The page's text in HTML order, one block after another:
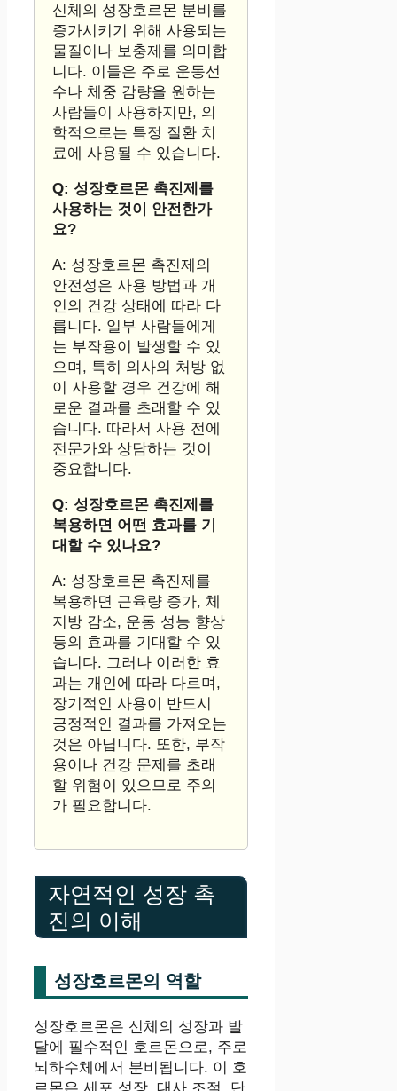
신체의 성장호르몬 분비를
증가시키기 위해 사용되는
물질이나 보충제를 의미합
니다. 이들은 주로 운동선
수나 체중 감량을 원하는
사람들이 사용하지만, 의
학적으로는 특정 질환 치
료에 사용될 수 있습니다.
Q: 성장호르몬 촉진제를
사용하는 것이 안전한가
요?
A: 성장호르몬 촉진제의
안전성은 사용 방법과 개
인의 건강 상태에 따라 다
릅니다. 일부 사람들에게
는 부작용이 발생할 수 있
으며, 특히 의사의 처방 없
이 사용할 경우 건강에 해
로운 결과를 초래할 수 있
습니다. 따라서 사용 전에
전문가와 상담하는 것이
중요합니다.
Q: 성장호르몬 촉진제를
복용하면 어떤 효과를 기
대할 수 있나요?
A: 성장호르몬 촉진제를
복용하면 근육량 증가, 체
지방 감소, 운동 성능 향상
등의 효과를 기대할 수 있
습니다. 그러나 이러한 효
과는 개인에 따라 다르며,
장기적인 사용이 반드시
긍정적인 결과를 가져오는
것은 아닙니다. 또한, 부작
용이나 건강 문제를 초래
할 위험이 있으므로 주의
가 필요합니다.
자연적인 성장 촉
진의 이해
성장호르몬의 역할
성장호르몬은 신체의 성장과 발
달에 필수적인 호르몬으로, 주로
뇌하수체에서 분비됩니다. 이 호